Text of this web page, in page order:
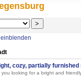
cozy, partially furnished
you looking for a bright and